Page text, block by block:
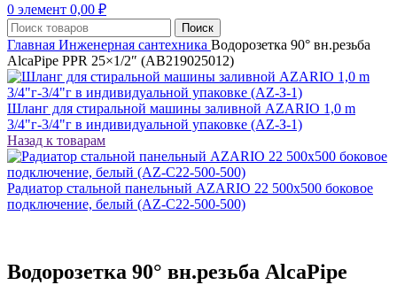
0 элемент 0,00 ₽
Поиск
Главная Инженерная сантехника Водорозетка 90° вн.резьба
AlcaPipe PPR 25×1/2″ (AB219025012)
Шланг для стиральной машины заливной AZARIO 1,0 m
3/4"г-3/4"г в индивидуальной упаковке (AZ-З-1)
Назад к товарам
Радиатор стальной панельный AZARIO 22 500х500 боковое
подключение, белый (AZ-C22-500-500)
Водорозетка 90° вн.резьба AlcaPipe